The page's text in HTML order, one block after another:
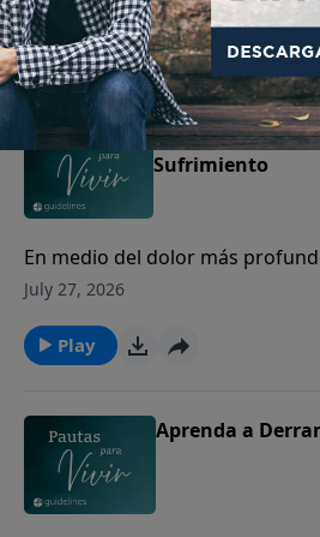
Play
La Provisión de
Sufrimiento
En medio del dolor más
los corazones quebrantados
July 27, 2026
Play
Aprenda a